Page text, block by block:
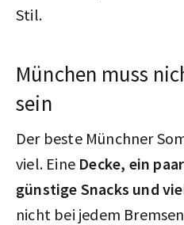
Stil.
München muss
sein
Der beste Münchner
viel. Eine Decke, ein
günstige Snacks und
nicht bei jedem